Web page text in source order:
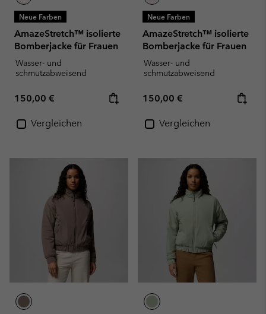
Neue Farben
AmazeStretch™ isolierte
Bomberjacke für Frauen
Wasser- und
schmutzabweisend
Regular price:
150,00 €
Vergleichen
Neue Farben
AmazeStretch™ isolierte
Bomberjacke für Frauen
Wasser- und
schmutzabweisend
Regular price:
150,00 €
Vergleichen